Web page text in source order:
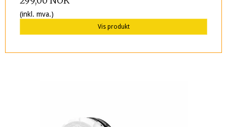
(inkl. mva.)
Vis produkt